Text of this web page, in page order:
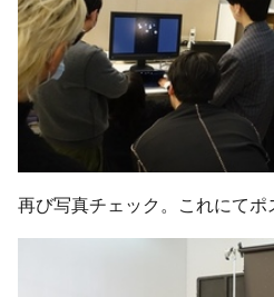
再び写真チェック。これにてポ